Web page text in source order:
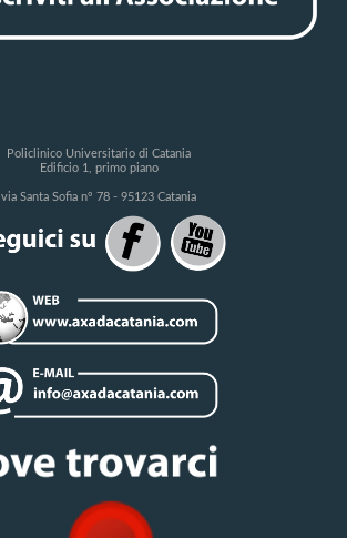
Policlinico Universitario di Catania
Edificio 1, primo piano
via Santa Sofia n° 78 - 95123 Catania